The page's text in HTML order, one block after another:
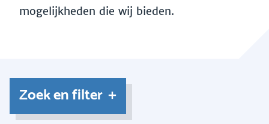
mogelijkheden die wij bieden.
Zoek en filter